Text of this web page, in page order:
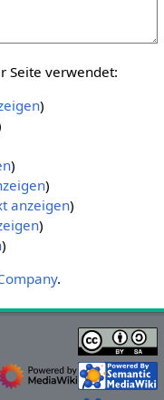
Seite verwendet:
)
)
)
anzeigen)
)
)
.